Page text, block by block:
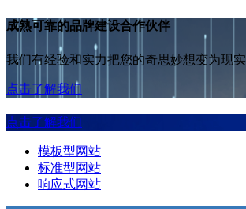
成熟可靠的品牌建设合作伙伴
我们有经验和实力把您的奇思妙想变为现实
点击了解我们
点击了解我们
模板型网站
标准型网站
响应式网站